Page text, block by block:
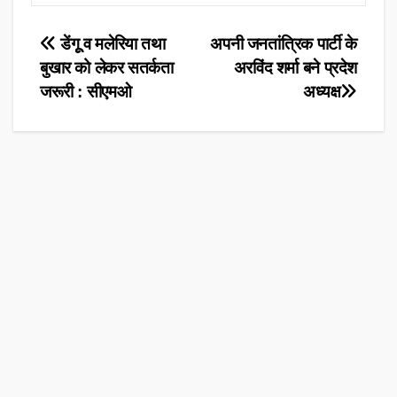
Post
navigation
अपनी जनतांत्रिक पार्टी के
अरविंद शर्मा बने प्रदेश
अध्यक्ष
डेंगूू व मलेरिया तथा
बुखार को लेकर सतर्कता
जरूरी : सीएमओ